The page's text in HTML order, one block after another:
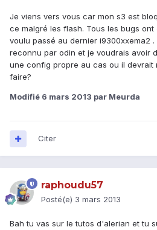
Je viens vers vous car mon s3 est
ce malgré les flash. Tous les bugs
voulu passé au dernier i9300xxema2
reconnu par odin et je voudrais avoir
une config propre au cas ou il devrait
faire?
Modifié 6 mars 2013 par Meurda
Citer
raphoudu57
Posté(e) 3 mars 2013
Bah tu vas sur le tutos d'alerian et tu